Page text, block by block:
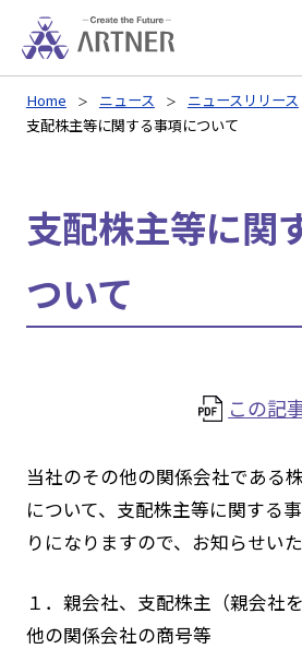
Home ニュース
ニュースリリース
支配株主等に関する事項について
支配株主等に関
ついて
この記
当社のその他の関係会社である
について、支配株主等に関する
りになりますので、お知らせいた
１．親会社、支配株主（親会社
他の関係会社の商号等